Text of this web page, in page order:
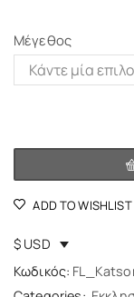
Μέγεθος
ADD TO WISHLIST
$ USD
Κωδικός: